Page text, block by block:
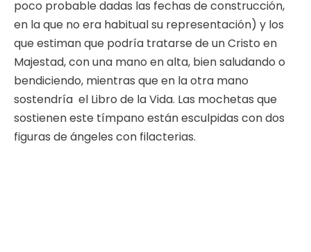
poco probable dadas las fechas de construcción,
en la que no era habitual su representación) y los
que estiman que podría tratarse de un Cristo en
Majestad, con una mano en alta, bien saludando o
bendiciendo, mientras que en la otra mano
sostendría el Libro de la Vida. Las mochetas que
sostienen este tímpano están esculpidas con dos
figuras de ángeles con filacterias.